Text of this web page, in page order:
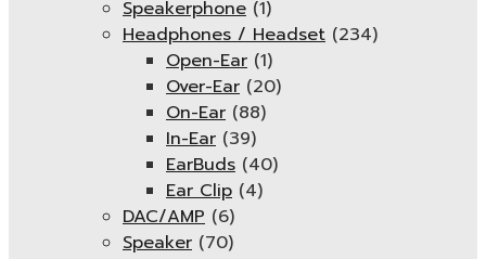
Speakerphone (1)
Headphones / Headset (234)
Open-Ear (1)
Over-Ear (20)
On-Ear (88)
In-Ear (39)
EarBuds (40)
Ear Clip (4)
DAC/AMP (6)
Speaker (70)